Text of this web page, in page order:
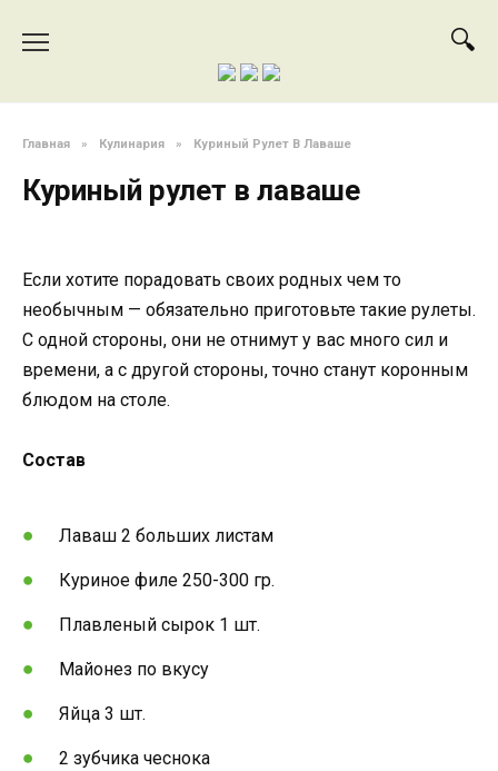
содержанию
Главная » Кулинария » Куриный Рулет В Лаваше
Куриный рулет в лаваше
Если хотите порадовать своих родных чем то
необычным — обязательно приготовьте такие рулеты.
С одной стороны, они не отнимут у вас много сил и
времени, а с другой стороны, точно станут коронным
блюдом на столе.
Состав
Лаваш 2 больших листам
Куриное филе 250-300 гр.
Плавленый сырок 1 шт.
Майонез по вкусу
Яйца 3 шт.
2 зубчика чеснока